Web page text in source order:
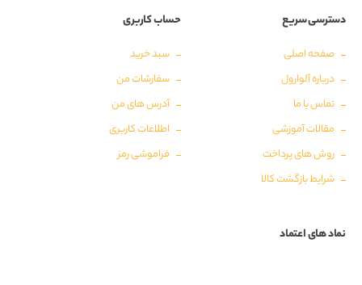
دسترسی سریع
صفحه اصلی
درباره آلوارول
تماس با ما
مقالات آموزشی
روش های پرداخت
شرایط بازگشت کالا
حساب کاربری
سبد خرید
سفارشات من
آدرس های من
اطلاعات کاربری
فراموشی رمز
نماد های اعتماد